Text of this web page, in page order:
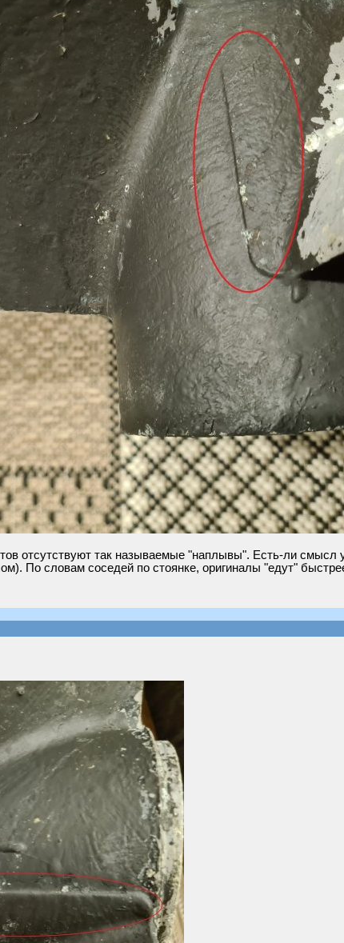
отсутствуют так называемые "наплывы". Есть-ли смысл
По словам соседей по стоянке, оригиналы "едут"